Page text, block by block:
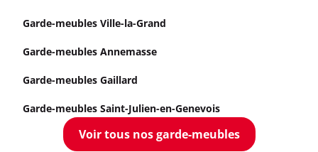
Garde-meubles Ville-la-Grand
Garde-meubles Annemasse
Garde-meubles Gaillard
Garde-meubles Saint-Julien-en-Genevois
Voir tous nos garde-meubles